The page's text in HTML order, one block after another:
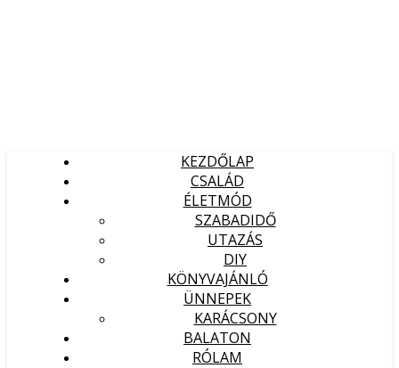
KEZDŐLAP
CSALÁD
ÉLETMÓD
SZABADIDŐ
UTAZÁS
DIY
KÖNYVAJÁNLÓ
ÜNNEPEK
KARÁCSONY
BALATON
RÓLAM